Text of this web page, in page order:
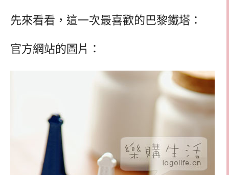
先來看看，這一次最喜歡的巴黎鐵塔：
官方網站的圖片：